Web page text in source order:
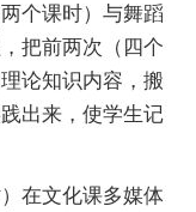
个课时）与舞蹈
把前两次（四个
论知识内容，搬
出来，使学生记
在文化课多媒体